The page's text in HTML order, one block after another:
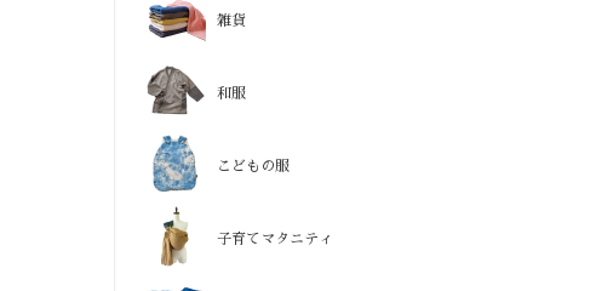
雑貨
和服
こどもの服
子育てマタニティ